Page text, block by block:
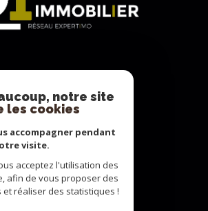
Adhérents
notre site
les cookies
accompagner pendant
visite.
acceptez l'utilisation des
afin de vous proposer des
réaliser des statistiques !